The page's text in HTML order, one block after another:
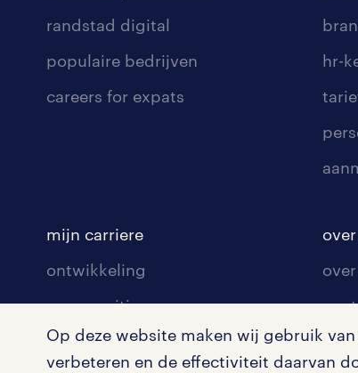
Op deze website maken wij gebruik
verbeteren en de effectiviteit daarvan
randstad digital
populaire bedrijven
careers for expats
hr-
mijn carriere
ontwikkeling
communities
opleidingen en trainingen